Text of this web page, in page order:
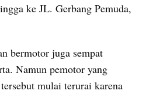
ke JL. Gerbang Pemuda,
bermotor juga sempat
Namun pemotor yang
mulai terurai karena